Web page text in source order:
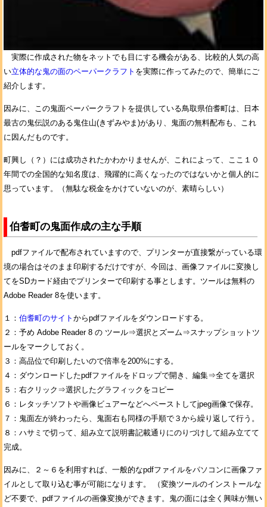
実際に作成された物をネットでも目にする機会がある、比較的人気の高
い立体的な鬼の面のペーパークラフト を実際に作ってみたので、簡単にご
紹介します。
因みに、この鬼面ペーパークラフトを提供している鳥取県伯耆町は、日本
最古の鬼伝説のある鬼住山(きずみやま)があり、鬼面の無料配布も、これ
に因んだものです。
町興し（？）には成功されたかわかりませんが、これによって、ここ１０
年間での全国的な知名度は、飛躍的に高くなったのではないかと個人的に
思っています。（無駄な税金をかけていないのが、素晴らしい）
伯耆町の鬼面作成の主な手順
pdfファイルで配布されていますので、プリンターが直接繋がっている環
境の場合はそのまま印刷するだけですが、今回は、画像ファイルに変換し
てをSDカード経由でプリンターで印刷する事とします。ツールは無料の
Adobe Reader 8を使います。
１： 伯耆町のサイト からpdfファイルをダウンロードする。
２：予め Adobe Reader 8 の ツール⇒選択とズーム⇒スナップショットツ
ールをマークしておく。
３：高品位で印刷したいので倍率を200%にする。
４：ダウンロードしたpdfファイルをドロップで開き、編集⇒全てを選択
５：右クリック⇒選択したグラフィックをコピー
６：レタッチソフトや画像ビュアーなどへペーストしてjpeg画像で保存。
７：鬼面左が終わったら、鬼面右も同様の手順で３から繰り返して行う。
８：ハサミで切って、組み立て説明書記載通りにのりづけして組み立てて
完成。
因みに、２～６を利用すれば、一般的なpdfファイルをパソコンに画像ファ
イルとして取り込む事が可能になります。 （変換ツールのインストールな
ど不要で、pdfファイルの画像変換ができます。鬼の面には全く興味が無い